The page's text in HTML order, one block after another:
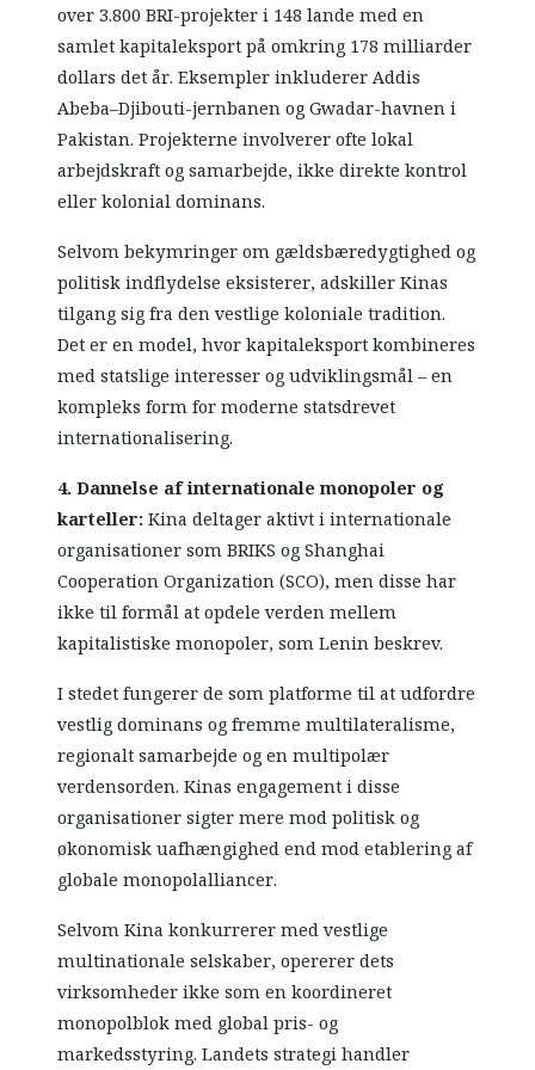
over 3.800 BRI-projekter i 148 lande med en
samlet kapitaleksport på omkring 178 milliarder
dollars det år. Eksempler inkluderer Addis
Abeba–Djibouti-jernbanen og Gwadar-havnen i
Pakistan. Projekterne involverer ofte lokal
arbejdskraft og samarbejde, ikke direkte kontrol
eller kolonial dominans.
Selvom bekymringer om gældsbæredygtighed og
politisk indflydelse eksisterer, adskiller Kinas
tilgang sig fra den vestlige koloniale tradition.
Det er en model, hvor kapitaleksport kombineres
med statslige interesser og udviklingsmål – en
kompleks form for moderne statsdrevet
internationalisering.
4. Dannelse af internationale monopoler og
karteller:Kina deltager aktivt i internationale
organisationer som BRIKS og Shanghai
Cooperation Organization (SCO), men disse har
ikke til formål at opdele verden mellem
kapitalistiske monopoler, som Lenin beskrev.
I stedet fungerer de som platforme til at udfordre
vestlig dominans og fremme multilateralisme,
regionalt samarbejde og en multipolær
verdensorden. Kinas engagement i disse
organisationer sigter mere mod politisk og
økonomisk uafhængighed end mod etablering af
globale monopolalliancer.
Selvom Kina konkurrerer med vestlige
multinationale selskaber, opererer dets
virksomheder ikke som en koordineret
monopolblok med global pris- og
markedsstyring. Landets strategi handler